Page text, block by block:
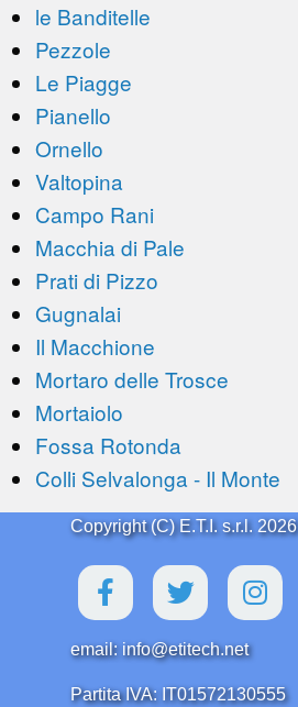
le Banditelle
Pezzole
Le Piagge
Pianello
Ornello
Valtopina
Campo Rani
Macchia di Pale
Prati di Pizzo
Gugnalai
Il Macchione
Mortaro delle Trosce
Mortaiolo
Fossa Rotonda
Colli Selvalonga - Il Monte
Copyright (C) E.T.I. s.r.l. 2026
email: info@etitech.net
Partita IVA: IT01572130555